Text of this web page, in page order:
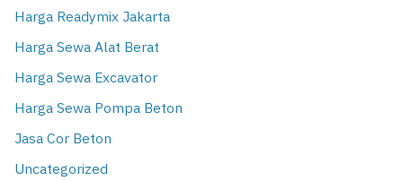
Harga Readymix Jakarta
Harga Sewa Alat Berat
Harga Sewa Excavator
Harga Sewa Pompa Beton
Jasa Cor Beton
Uncategorized